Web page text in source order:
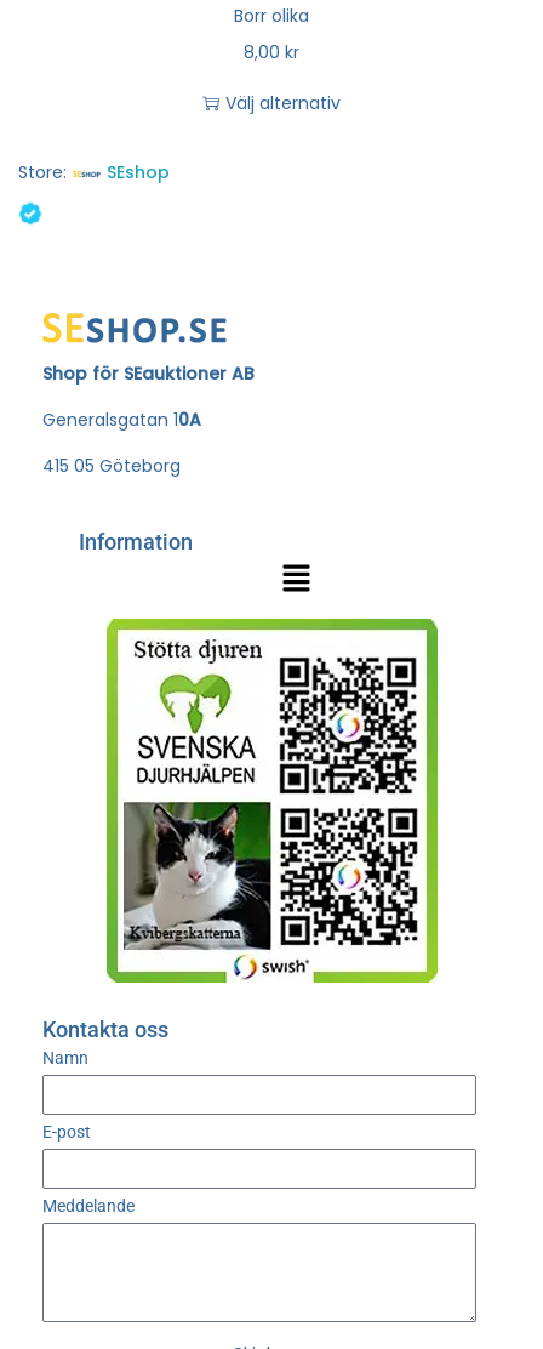
Borr olika
8,00 kr
Välj alternativ
Store: SEshop
Shop för SEauktioner AB
Generalsgatan 10A
415 05 Göteborg
Information
Kontakta oss
Namn
E-post
Meddelande